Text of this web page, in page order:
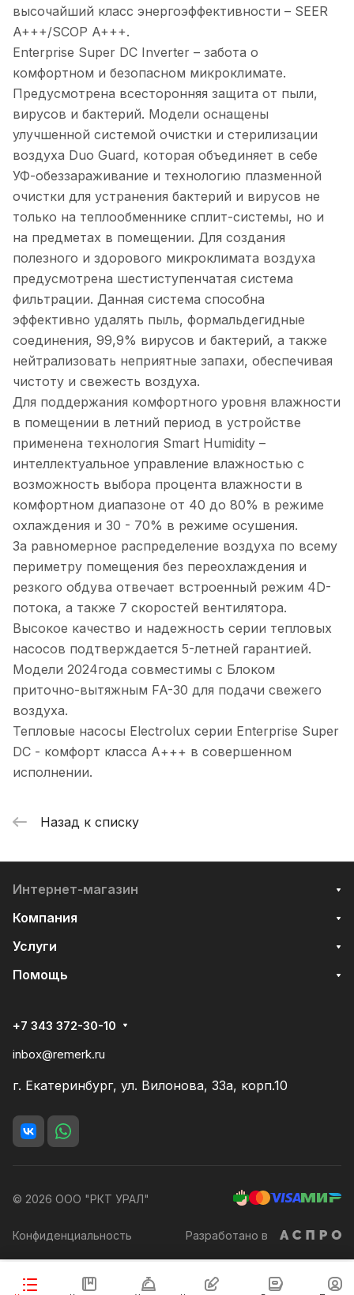
В корзину
высочайший класс энергоэффективности – SEER
A+++/SCOP A+++.
Enterprise Super DC Inverter – забота о
комфортном и безопасном микроклимате.
Предусмотрена всесторонняя защита от пыли,
вирусов и бактерий. Модели оснащены
улучшенной системой очистки и стерилизации
воздуха Duo Guard, которая объединяет в себе
УФ-обеззараживание и технологию плазменной
очистки для устранения бактерий и вирусов не
только на теплообменнике сплит-системы, но и
на предметах в помещении. Для создания
полезного и здорового микроклимата воздуха
предусмотрена шестиступенчатая система
фильтрации. Данная система способна
эффективно удалять пыль, формальдегидные
соединения, 99,9% вирусов и бактерий, а также
нейтрализовать неприятные запахи, обеспечивая
чистоту и свежесть воздуха.
Для поддержания комфортного уровня влажности
в помещении в летний период в устройстве
применена технология Smart Humiditу –
интеллектуальное управление влажностью с
возможность выбора процента влажности в
комфортном диапазоне от 40 до 80% в режиме
охлаждения и 30 - 70% в режиме осушения.
За равномерное распределение воздуха по всему
периметру помещения без переохлаждения и
резкого обдува отвечает встроенный режим 4D-
потока, а также 7 скоростей вентилятора.
Высокое качество и надежность серии тепловых
насосов подтверждается 5-летней гарантией.
Модели 2024года совместимы с Блоком
приточно-вытяжным FA-30 для подачи свежего
воздуха.
Тепловые насосы Electrolux серии Enterprise Super
DC - комфорт класса А+++ в совершенном
исполнении.
Назад к списку
Интернет-магазин
Компания
Услуги
Помощь
+7 343 372-30-10
inbox@remerk.ru
г. Екатеринбург, ул. Вилонова, 33а, корп.10
© 2026 ООО "РКТ УРАЛ"
Конфиденциальность Разработано в